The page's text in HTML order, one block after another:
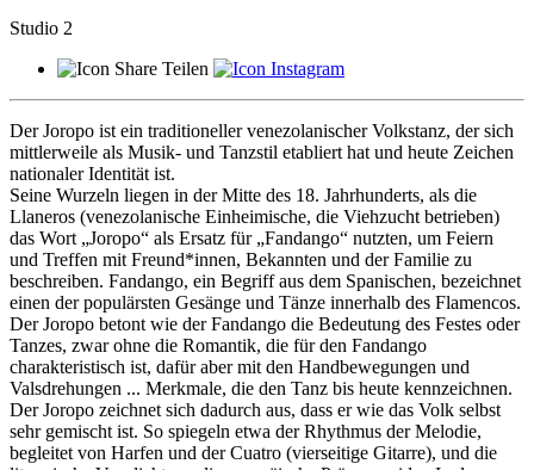
Studio 2
Teilen
Der Joropo ist ein traditioneller venezolanischer Volkstanz, der sich
mittlerweile als Musik- und Tanzstil etabliert hat und heute Zeichen
nationaler Identität ist.
Seine Wurzeln liegen in der Mitte des 18. Jahrhunderts, als die
Llaneros (venezolanische Einheimische, die Viehzucht betrieben)
das Wort „Joropo“ als Ersatz für „Fandango“ nutzten, um Feiern
und Treffen mit Freund*innen, Bekannten und der Familie zu
beschreiben. Fandango, ein Begriff aus dem Spanischen, bezeichnet
einen der populärsten Gesänge und Tänze innerhalb des Flamencos.
Der Joropo betont wie der Fandango die Bedeutung des Festes oder
Tanzes, zwar ohne die Romantik, die für den Fandango
charakteristisch ist, dafür aber mit den Handbewegungen und
Valsdrehungen ... Merkmale, die den Tanz bis heute kennzeichnen.
Der Joropo zeichnet sich dadurch aus, dass er wie das Volk selbst
sehr gemischt ist. So spiegeln etwa der Rhythmus der Melodie,
begleitet von Harfen und der Cuatro (vierseitige Gitarre), und die